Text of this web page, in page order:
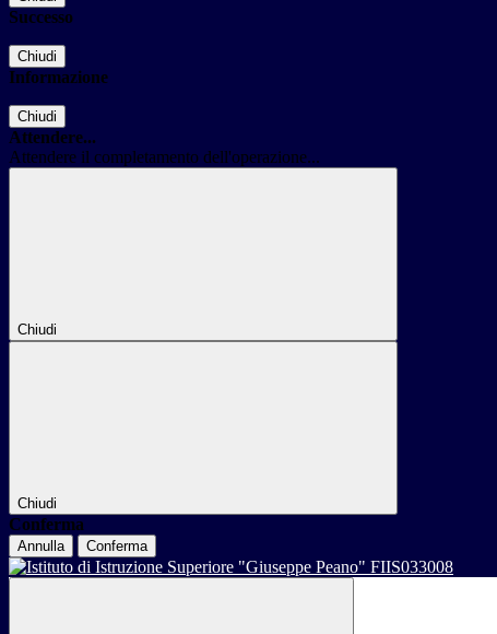
Successo
Chiudi
Informazione
Chiudi
Attendere...
Attendere il completamento dell'operazione...
Chiudi
Chiudi
Conferma
Annulla Conferma